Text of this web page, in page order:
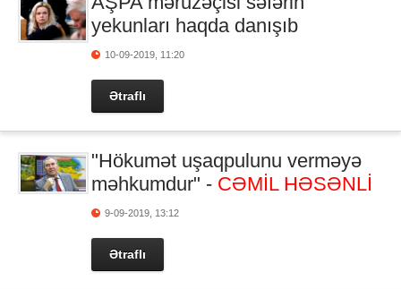
yekunları haqda danışıb
10-09-2019, 11:20
Ətraflı
"Hökumət uşaqpulunu verməyə
məhkumdur" -CƏMİL HƏSƏNLİ
9-09-2019, 13:12
Ətraflı